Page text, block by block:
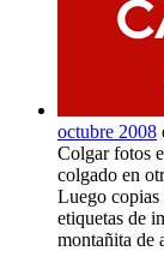
octubre 2008
Colgar fotos
colgado en
Luego copias
etiquetas de
montañita de